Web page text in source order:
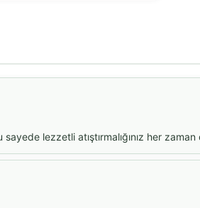
lezzetli atıştırmalığınız her zaman